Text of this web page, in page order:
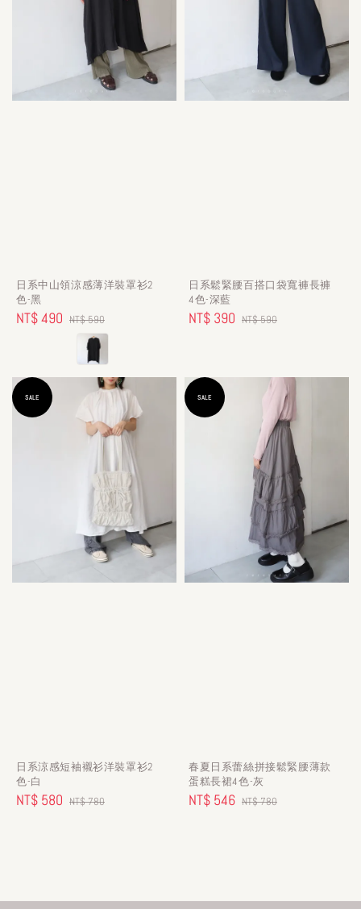
日系中山領涼感薄洋裝罩衫2
色-黑
Sale
NT$ 490 Regular
price
NT$ 590
日系鬆緊腰百搭口袋寬褲長褲
4色-深藍
Sale
NT$ 390 Regular
NT$ 590
SALE
日系涼感短袖襯衫洋裝罩衫2
色-白
Sale
NT$ 580 Regular
NT$ 780
SALE
春夏日系蕾絲拼接鬆緊腰薄款
蛋糕長裙4色-灰
Sale
NT$ 546 Regular
NT$ 780